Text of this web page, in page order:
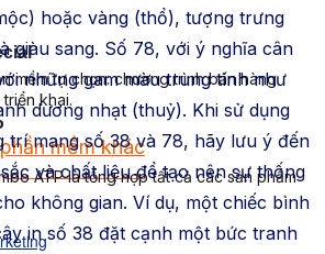
mềm tự chọn: chương trình bán hàng
khai.
mềm khác
mềm khác
ATP là tổng hợp tất cả các sản phẩm
hoặc vàng (thổ), tượng trưng
giàu sang. Số 78, với ý nghĩa cân
những gam màu trung tính như
dương nhạt (thuỷ). Khi sử dụng
trí mang số 38 và 78, hãy lưu ý đến
và chất liệu để tạo nên sự thống
không gian. Ví dụ, một chiếc bình
in số 38 đặt cạnh một bức tranh